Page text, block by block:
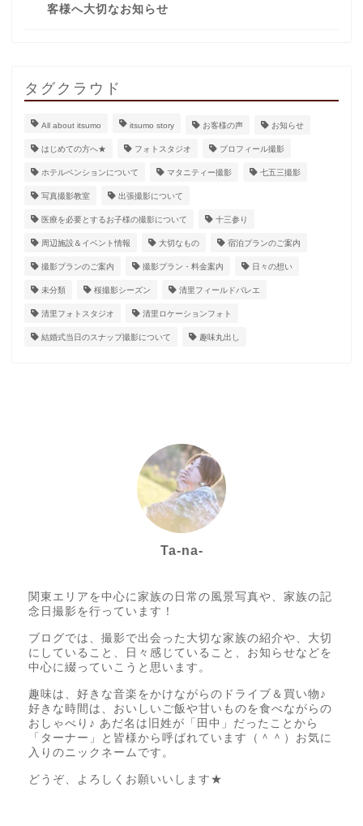
客様へ大切なお知らせ
タグクラウド
All about itsumo itsumo story お客様の声 お知らせ
はじめての方へ★ フォトスタジオ プロフィール撮影
ホテルペンションについて マタニティー撮影 七五三撮影
写真撮影教室 出張撮影について
医療を必要とするお子様の撮影について 十三参り
周辺施設＆イベント情報 大切なもの 宿泊プランのご案内
撮影プランのご案内 撮影プラン・料金案内 日々の想い
未分類 桜撮影シーズン 清里フィールドバレエ
清里フォトスタジオ 清里ロケーションフォト
結婚式当日のスナップ撮影について 趣味丸出し
Ta-na-
関東エリアを中心に家族の日常の風景写真や、家族の記
念日撮影を行っています！
ブログでは、撮影で出会った大切な家族の紹介や、大切
にしていること、日々感じていること、お知らせなどを
中心に綴っていこうと思います。
趣味は、好きな音楽をかけながらのドライブ＆買い物♪
好きな時間は、おいしいご飯や甘いものを食べながらの
おしゃべり♪ あだ名は旧姓が「田中」だったことから
「ターナー」と皆様から呼ばれています（＾＾）お気に
入りのニックネームです。
どうぞ、よろしくお願いいします★